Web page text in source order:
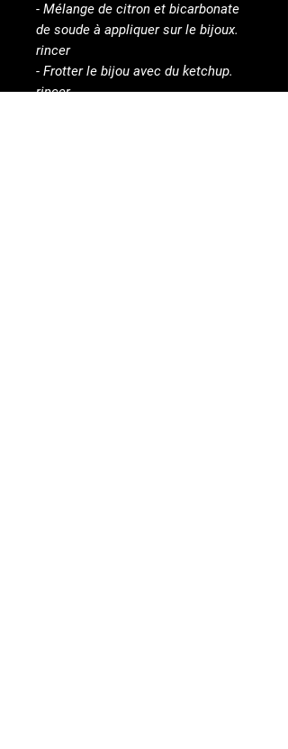
- Mélange de citron et bicarbonate
de soude à appliquer sur le bijoux.
rincer
- Frotter le bijou avec du ketchup.
rincer